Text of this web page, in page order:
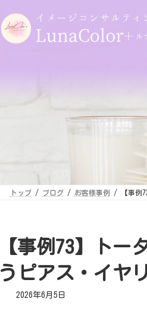
トップ ブログ お客様事例 【事例
【事例73】ト
うピアス・イヤ
2026年6月5日